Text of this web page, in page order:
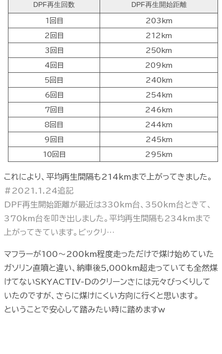
DPF再生回数 DPF再生開始距離
1回目
203km
2回目
212km
3回目
250km
4回目
209km
5回目
240km
6回目
254km
7回目
246km
8回目
244km
9回目
245km
10回目
295km
これにより、平均再生間隔も214kmまで上がってきました。
#2021.1.24追記
DPF再生開始距離が最近は330km台、350km台ときて、
370km台を叩き出しました。平均再生間隔も234kmまで
上がってきています。ビックリ…
マフラーが100〜200km程度走っただけで煤け始めていた
ガソリン直噴と違い、納車後5,000km超走っていても全然煤
けてないSKYACTIV-Dのクリーンさには元々びっくりして
いたのですが、さらに煤けにくい方向に行くと思います。
ということで安心して踏みたい時に踏めますw